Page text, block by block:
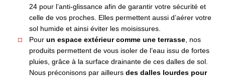
24 pour l’anti-glissance afin de garantir votre sécurité et
celle de vos proches. Elles permettent aussi d’aérer votre
sol humide et ainsi éviter les moisissures.
Pour un espace extérieur comme une terrasse, nos
produits permettent de vous isoler de l’eau issu de fortes
pluies, grâce à la surface drainante de ces dalles de sol.
Nous préconisons par ailleurs des dalles lourdes pour